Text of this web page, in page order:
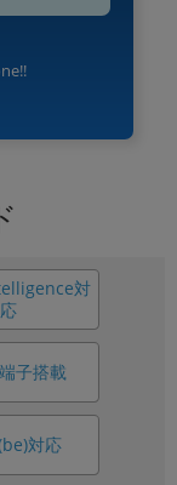
対
応
子搭載
対応